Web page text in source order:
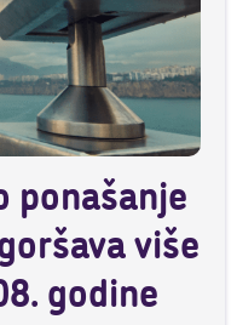
ponašanje
više
godine